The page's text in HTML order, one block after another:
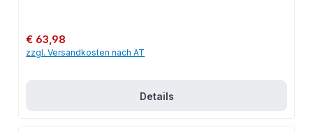
Regulärer Preis:
€ 63,98
zzgl. Versandkosten nach AT
Details